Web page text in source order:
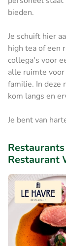
bieden.
Je schuift hier
high tea of een
collega's voor
alle ruimte
familie. In deze
kom langs en
Je bent van
Restaurant